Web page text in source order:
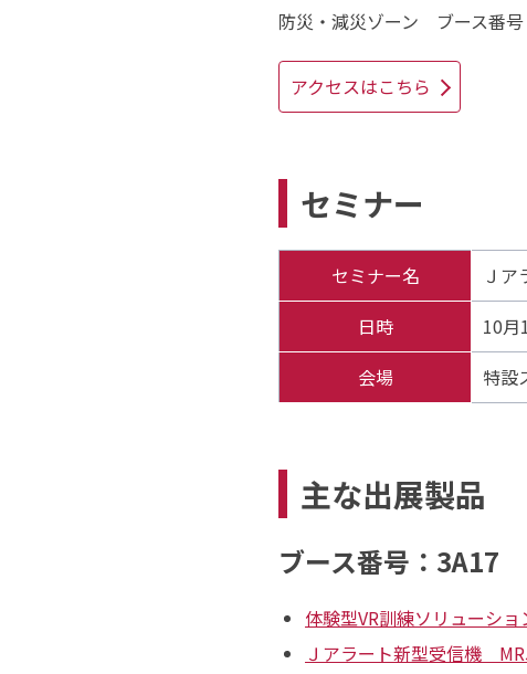
防災・減災ゾーン ブース番号
アクセスはこちら
セミナー
セミナー名
Ｊ
日時
10月
会場
特設
主な出展製品
ブース番号：3A17
体験型VR訓練ソリューショ
Ｊアラート新型受信機